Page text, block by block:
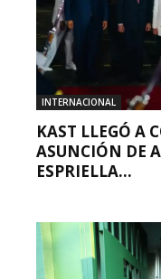
INTERNACIONAL
KAST LLEGÓ A
ASUNCIÓN DE
ESPRIELLA...